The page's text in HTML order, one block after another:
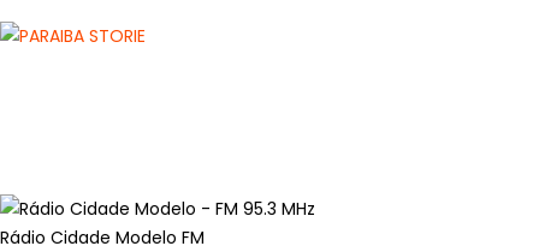
Rádio Cidade Modelo FM